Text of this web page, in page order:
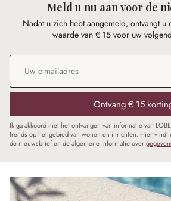
Meld u nu aan voor de
Nadat u zich hebt aangemeld, ontvangt u
waarde van € 15 voor uw
E-mailadres
Ontvang € 15
Ik ga akkoord met het ontvangen van informatie van
trends op het gebied van wonen en inrichten. Hier vindt
de nieuwsbrief en de algemene informatie over